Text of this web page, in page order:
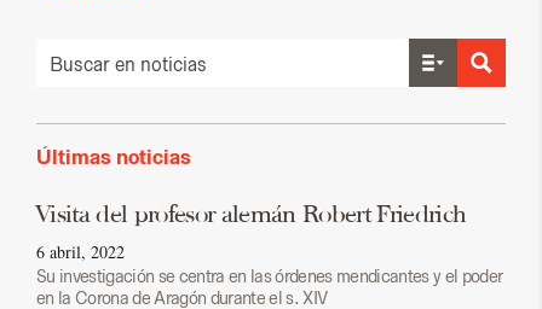
Últimas noticias
Visita del profesor alemán Robert Friedrich
6 abril, 2022
Su investigación se centra en las órdenes mendicantes y el poder
en la Corona de Aragón durante el s. XIV